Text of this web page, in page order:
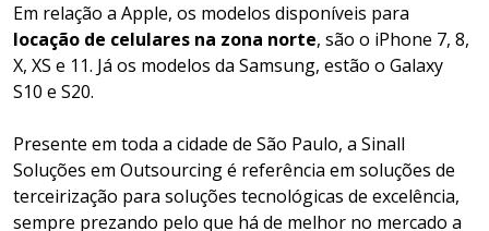
Em relação a Apple, os modelos disponíveis para
locação de celulares na zona norte, são o iPhone 7, 8,
X, XS e 11. Já os modelos da Samsung, estão o Galaxy
S10 e S20.
Presente em toda a cidade de São Paulo, a Sinall
Soluções em Outsourcing é referência em soluções de
terceirização para soluções tecnológicas de excelência,
sempre prezando pelo que há de melhor no mercado a